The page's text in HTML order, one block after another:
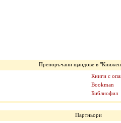
Препоръчани щандове в "Книжен
Книги с
Bookman
Библиофил
Партньори